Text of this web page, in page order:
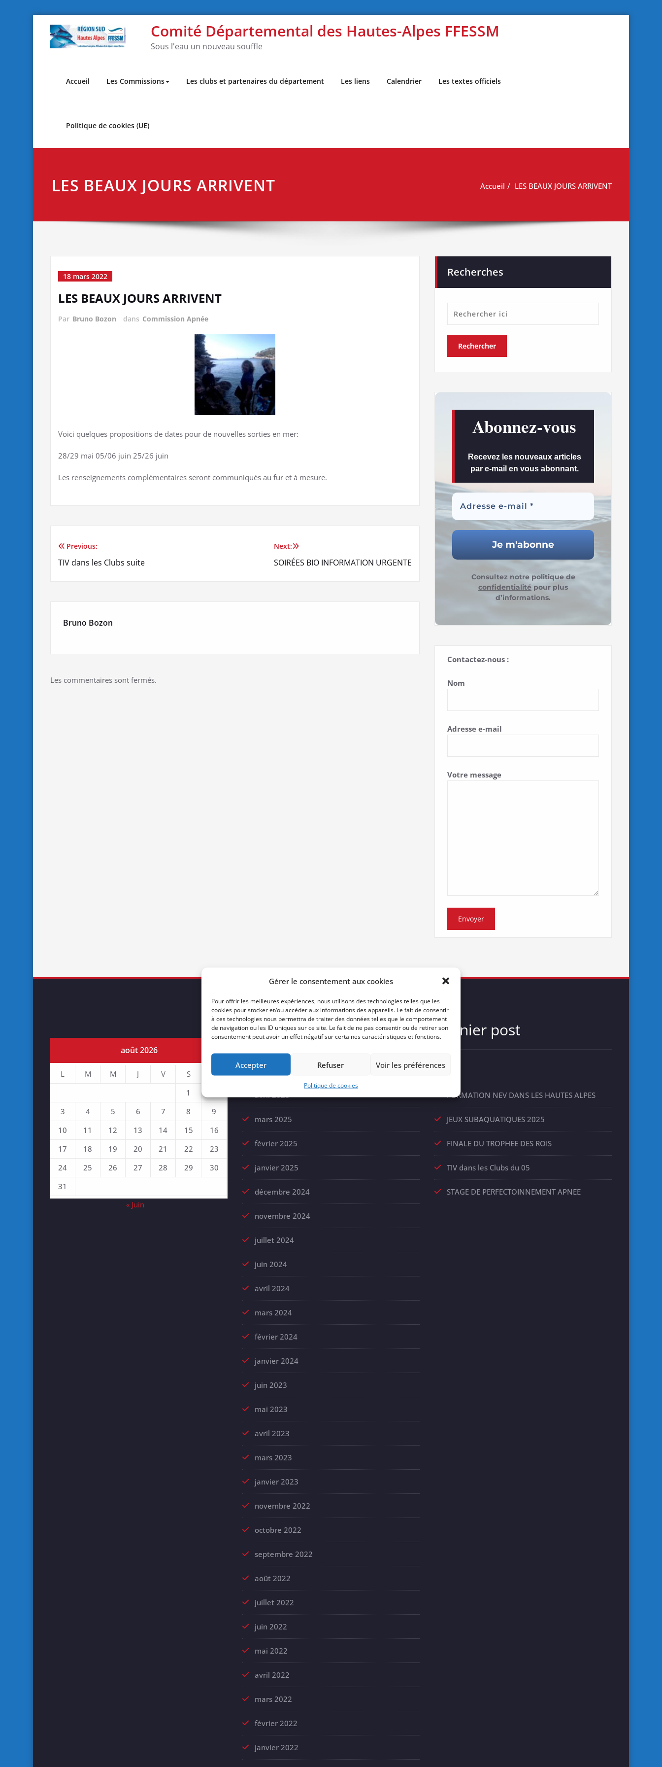
Gérer le consentement aux cookies
Pour offrir les meilleures expériences, nous utilisons des technologies telles que les
cookies pour stocker et/ou accéder aux informations des appareils. Le fait de consentir
à ces technologies nous permettra de traiter des données telles que le comportement
de navigation ou les ID uniques sur ce site. Le fait de ne pas consentir ou de retirer son
consentement peut avoir un effet négatif sur certaines caractéristiques et fonctions.
Accepter Refuser Voir les préférences
Politique de cookies
content
Comité Départemental des Hautes-Alpes FFESSM
Sous l'eau un nouveau souffle
Accueil Les Commissions Les clubs et partenaires du département Les liens Calendrier Les textes officiels
Politique de cookies (UE)
LES BEAUX JOURS ARRIVENT Accueil LES BEAUX JOURS ARRIVENT
18 mars 2022
LES BEAUX JOURS ARRIVENT
Par Bruno Bozon dans Commission Apnée
Voici quelques propositions de dates pour de nouvelles sorties en mer:
28/29 mai 05/06 juin 25/26 juin
Les renseignements complémentaires seront communiqués au fur et à mesure.
Navigation
Previous:
TIV dans les Clubs suite
Next:
SOIRÉES BIO INFORMATION URGENTE
Bruno Bozon
Les commentaires sont fermés.
Recherches
Abonnez-vous
Recevez les nouveaux articles
par e-mail en vous abonnant.
Consultez notre politique de
confidentialité pour plus
d’informations.
Contactez-nous :
Nom
Adresse e-mail
Votre message
août 2026
L M M J V S
D
1
3
4 5 6 7 8
9
10
11 12 13 14 15
16
17
18 19 20 21 22
23
24
25 26 27 28 29
30
31
« Juin
Archives
juin 2025
avril 2025
mars 2025
février 2025
janvier 2025
décembre 2024
novembre 2024
juillet 2024
juin 2024
avril 2024
mars 2024
février 2024
janvier 2024
juin 2023
mai 2023
avril 2023
mars 2023
janvier 2023
novembre 2022
octobre 2022
septembre 2022
août 2022
juillet 2022
juin 2022
mai 2022
avril 2022
mars 2022
février 2022
janvier 2022
Dernier post
FORMATION NEV DANS LES HAUTES ALPES
JEUX SUBAQUATIQUES 2025
FINALE DU TROPHEE DES ROIS
TIV dans les Clubs du 05
STAGE DE PERFECTOINNEMENT APNEE